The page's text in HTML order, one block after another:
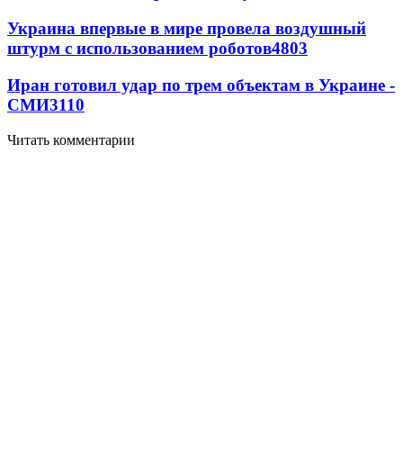
Украина впервые в мире провела воздушный
штурм с использованием роботов4803
Иран готовил удар по трем объектам в Украине -
СМИ3110
Читать комментарии